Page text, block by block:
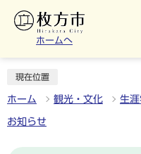
ホームへ
現在位置
ホーム 観光・文化 生涯
お知らせ